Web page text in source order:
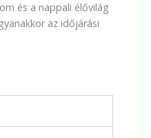
és a nappali élővilág
az időjárási